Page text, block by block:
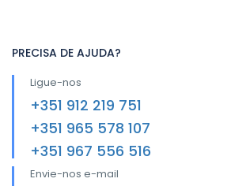
PRECISA DE AJUDA?
Ligue-nos
+351 912 219 751
+351 965 578 107
+351 967 556 516
Envie-nos e-mail